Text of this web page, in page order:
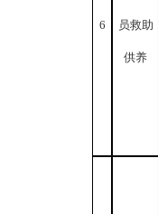
6 员救助
供养